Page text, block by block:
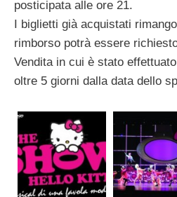
posticipata alle ore 21.
I biglietti già acquistati
rimborso potrà essere
Vendita in cui è stato
oltre 5 giorni dalla data dello